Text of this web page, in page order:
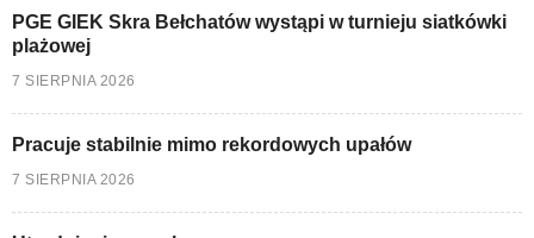
PGE GIEK Skra Bełchatów wystąpi w turnieju siatkówki
plażowej
7 SIERPNIA 2026
Pracuje stabilnie mimo rekordowych upałów
7 SIERPNIA 2026